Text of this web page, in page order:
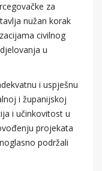
za
nužan korak
civilnog
u
i uspješnu
i županijskoj
i učinkovitost u
projekata
podržali